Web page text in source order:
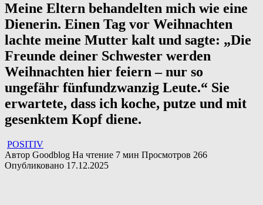
Meine Eltern behandelten mich wie eine
Dienerin. Einen Tag vor Weihnachten
lachte meine Mutter kalt und sagte: „Die
Freunde deiner Schwester werden
Weihnachten hier feiern – nur so
ungefähr fünfundzwanzig Leute.“ Sie
erwartete, dass ich koche, putze und mit
gesenktem Kopf diene.
POSITIV
Автор Goodblog На чтение 7 мин Просмотров 266
Опубликовано 17.12.2025